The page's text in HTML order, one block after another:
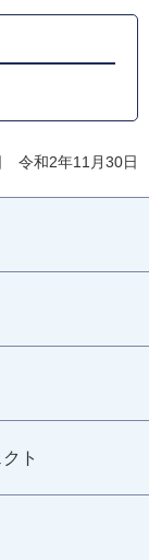
令和2年11月30日
ト